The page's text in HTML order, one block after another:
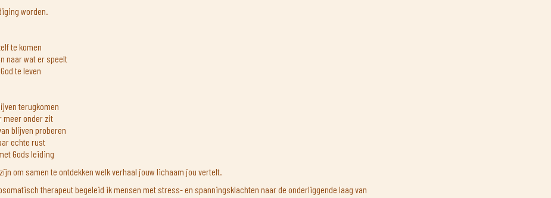
worden.
te komen
naar wat er speelt
te leven
terugkomen
meer onder zit
blijven proberen
echte rust
Gods leiding
om samen te ontdekken welk verhaal jouw lichaam jou vertelt.
therapeut begeleid ik mensen met stress- en spanningsklachten naar de onderliggende laag van